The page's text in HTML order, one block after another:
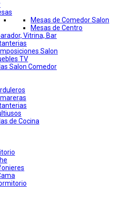
Mesas de Comedor Salon
Mesas de Centro
Vitrina, Bar
Salon
TV
Salon Comedor
de Cocina